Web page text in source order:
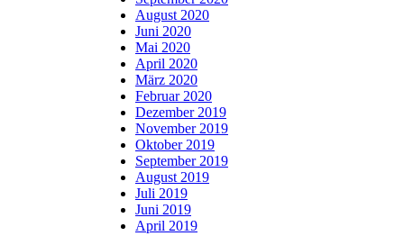
August 2020
Juni 2020
Mai 2020
April 2020
März 2020
Februar 2020
Dezember 2019
November 2019
Oktober 2019
September 2019
August 2019
Juli 2019
Juni 2019
April 2019